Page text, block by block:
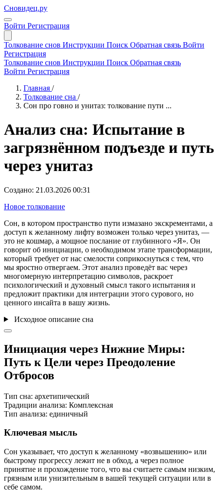
Сновидец.ру
Войти Регистрация
Толкование снов Инструкции Поиск Обратная связь Войти
Регистрация
Толкование снов Инструкции Поиск Обратная связь
Войти Регистрация
Главная /
Толкование сна /
Сон про говно и унитаз: толкование пути ...
Анализ сна: Испытание в
загрязнённом подъезде и путь
через унитаз
Создано: 21.03.2026 00:31
Новое толкование
Сон, в котором пространство пути измазано экскрементами, а
доступ к желанному лифту возможен только через унитаз, —
это не кошмар, а мощное послание от глубинного «Я». Он
говорит об инициации, о необходимом этапе трансформации,
который требует от нас смелости соприкоснуться с тем, что
мы яростно отвергаем. Этот анализ проведёт вас через
многомерную интерпретацию символов, раскроет
психологический и духовный смысл такого испытания и
предложит практики для интеграции этого сурового, но
ценного инсайта в вашу жизнь.
Исходное описание сна
Инициация через Нижние Миры:
Путь к Цели через Преодоление
Отбросов
Тип сна: архетипический
Традиции анализа: Комплексная
Тип анализа: единичный
Ключевая мысль
Сон указывает, что доступ к желанному «возвышению» или
быстрому прогрессу лежит не в обход, а через полное
принятие и прохождение того, что вы считаете самым низким,
грязным или унизительным в вашей текущей ситуации или в
себе самом.